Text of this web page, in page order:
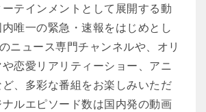
テインメントとして展開する動
唯一の緊急・速報をはじめとし
ニュース専門チャンネルや、オリ
恋愛リアリティーショー、アニ
、多彩な番組をお楽しみいただ
ルエピソード数は国内発の動画